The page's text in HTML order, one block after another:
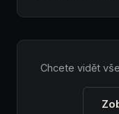
Chcete vidět